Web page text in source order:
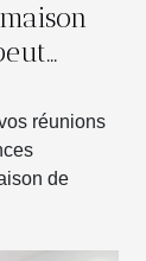
?
réunions
de